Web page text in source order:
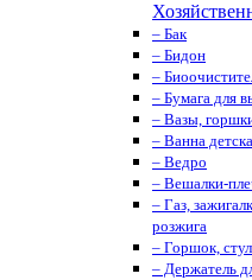
– Бак
– Бидон
–
– Бумага для
– Вазы,
– Ванна
– Ведро
– Вешалки-
– Газ,
розжига
– Горшок,
– Держатель